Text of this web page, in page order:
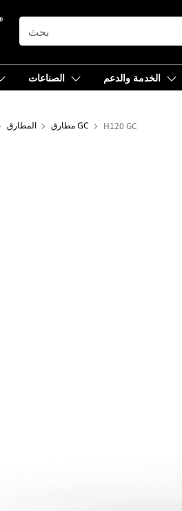
SEARCH
الصناعات الخدمة والدعم
المطارق مطارق GC H120 GC